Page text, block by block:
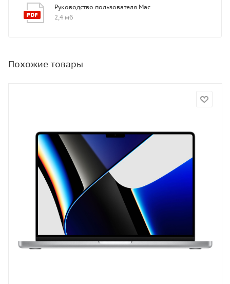
Руководство пользователя Mac
2,4 мб
Похожие товары